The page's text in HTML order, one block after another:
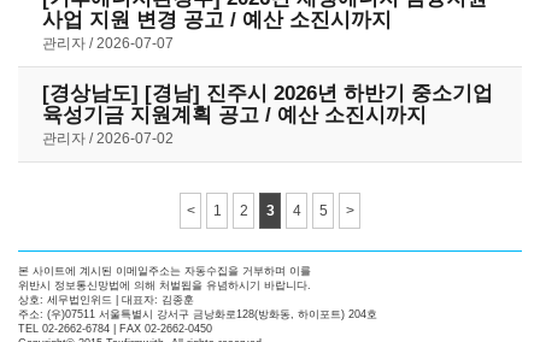
사업 지원 변경 공고 / 예산 소진시까지
관리자 2026-07-07
[경상남도] [경남] 진주시 2026년 하반기 중소기업
육성기금 지원계획 공고 / 예산 소진시까지
관리자 2026-07-02
< 1 2 3 4 5 >
본 사이트에 계시된 이메일주소는 자동수집을 거부하며 이를
위반시 정보통신망법에 의해 처벌됩을 유념하시기 바랍니다.
상호: 세무법인위드 | 대표자: 김종훈
주소: (우)07511 서울특별시 강서구 금낭화로128(방화동, 하이포트) 204호
TEL 02-2662-6784 | FAX 02-2662-0450